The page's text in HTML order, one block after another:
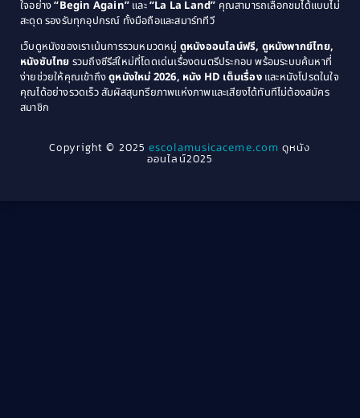
Community(1)
Crime อาชญากรรม(78)
Cult Film(4)
1974
1971
1970
1969
1968
1964
1963
1940
ใจอย่าง“Begin Again” และ“La La Land” คุณสามารถเลือกชมได้แบบไม่
สะดุด รองรับทุกอุปกรณ์ ทั้งมือถือและสมาร์ททีวี
เว็บดูหนังของเราเน้นการรวมหมวดหมู่ ดูหนังออนไลน์ฟรี, ดูหนังพากย์ไทย,
หนังซับไทย รวมถึงซีรีส์ใหม่ที่โดดเด่นเรื่องดนตรีประกอบ พร้อมระบบค้นหาที่
ง่ายช่วยให้คุณเข้าถึงดูหนังใหม่ 2026, หนัง HD เต็มเรื่องและหนังโปรดในใจ
คุณได้อย่างรวดเร็ว สัมผัสสุนทรียภาพแห่งภาพและเสียงได้ทันทีไม่ต้องสมัคร
สมาชิก
Copyright © 2025escolamusicaceme.com ดูหนัง
ออนไลน์2025